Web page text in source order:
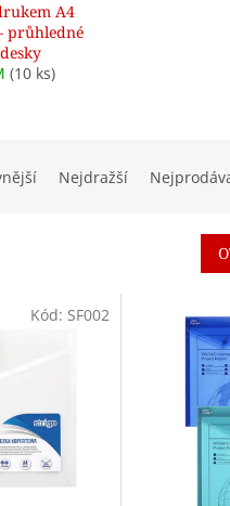
A4
průhledné
(10 ks)
Nejdražší
Kód: SF002